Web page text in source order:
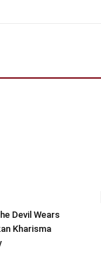
Devil Wears
Kharisma